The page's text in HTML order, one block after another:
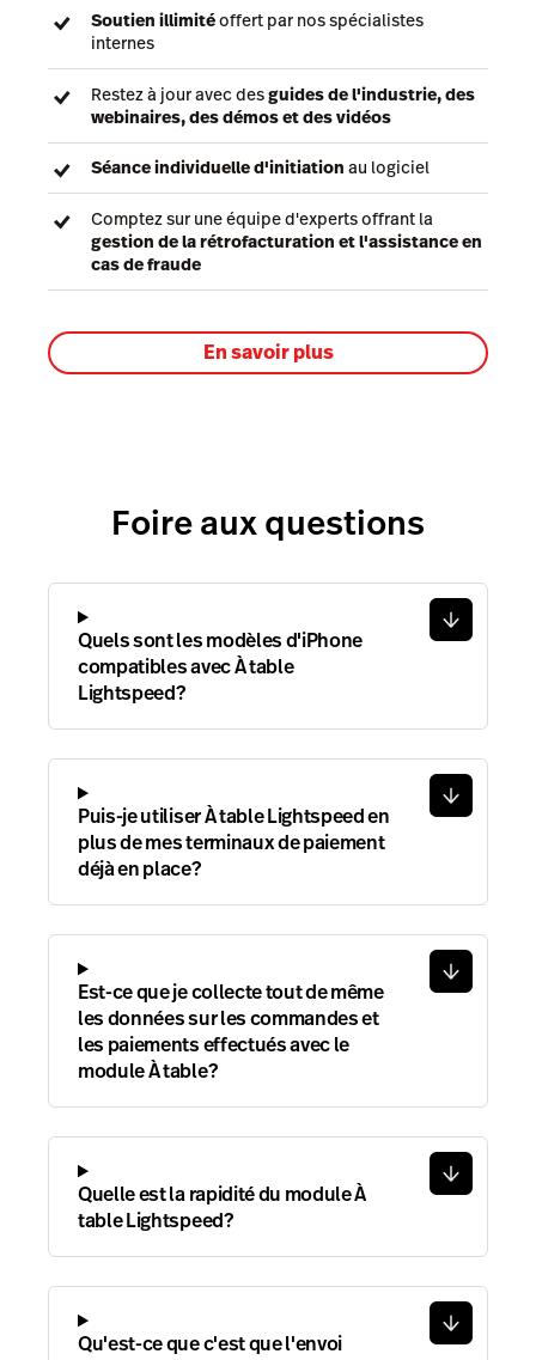
Soutien illimitéoffert par nos spécialistes
internes
Restez à jour avec desguides de l'industrie, des
webinaires, des démos et des vidéos
Séance individuelle d'initiation au logiciel
Comptez sur une équipe d'experts offrant la
gestion de la rétrofacturation et l'assistance en
cas de fraude
En savoir plus
Foire aux questions
Quels sont les modèles d'iPhone
compatibles avec À table
Lightspeed?
Puis-je utiliser À table Lightspeed en
plus de mes terminaux de paiement
déjà en place?
Est-ce que je collecte tout de même
les données sur les commandes et
les paiements effectués avec le
module À table?
Quelle est la rapidité du module À
table Lightspeed?
Qu'est-ce que c'est que l'envoi